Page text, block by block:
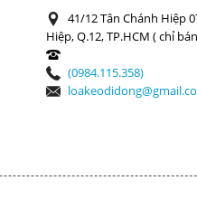
41/12 Tân Chánh Hiệp
Hiệp, Q.12, TP.HCM ( chỉ
(0984.115.358)